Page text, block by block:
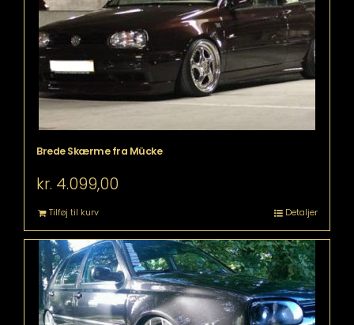
Brede Skærme fra Mücke
kr. 4.099,00
Tilføj til kurv Detaljer